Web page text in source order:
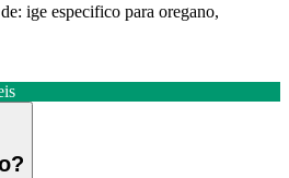
ige especifico para oregano,